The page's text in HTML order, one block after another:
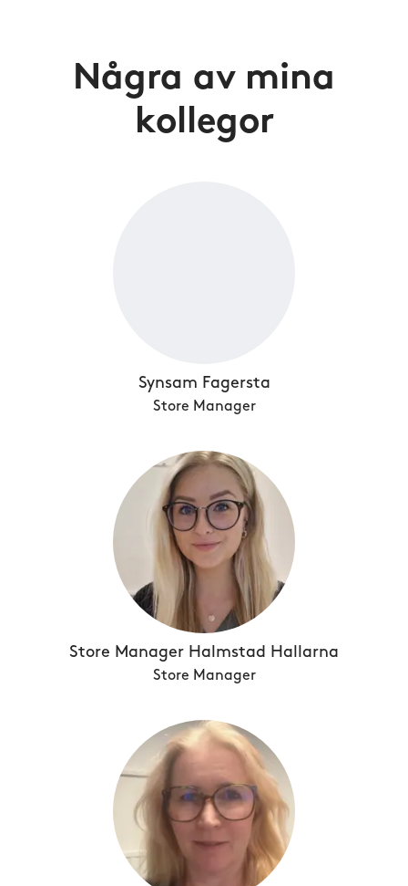
Några av mina
kollegor
Synsam Fagersta
Store Manager
Store Manager Halmstad Hallarna
Store Manager